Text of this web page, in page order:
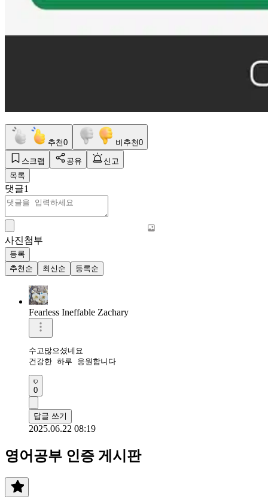
추천0 비추천0
스크랩 공유
신고
목록
댓글1
사진첨부
등록
추천순
최신순 등록순
Fearless Ineffable Zachary
수고많으셨네요
건강한 하루 응원합니다
0
답글 쓰기
2025.06.22 08:19
영어공부 인증 게시판